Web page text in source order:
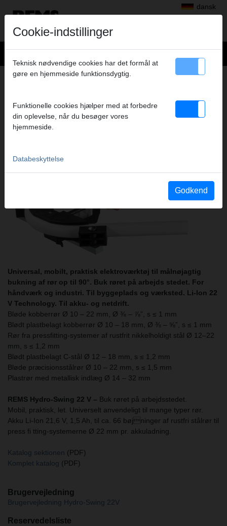
dansk
Produkter>Bukning> REMS Hydro-Swing 22 V
BATTERIDREVET RØRBUKKER
Universal, mobilt, praktisk elektroværktøj til målnøjagtig
bukning af rør op til 90°. Buk røret på arbejds stedet. For
håndværk og industri. Til byggeplads og værksted. Li-Ion 22
V Technology. Til akku- og netdrift.
Bløde kobberrør Ø 10 – 22 mm, Ø ⅜ – ⅞”, s ≤ 1 mm
Blødt plastbelagt kobberrør Ø 10 – 18 mm, Ø ⅜ – ⅝”, s ≤ 1 mm
Rør fra pressfitting-systemer af rustfrit nikkelholdigt stål Ø 12–22
mm, s ≤ 1,2 mm
Blødt plastbelagt C-stål Ø 12 – 18 mm, s ≤ 1,2 mm
Bløde præcisionsstålrør Ø 10 – 22 mm, s ≤ 1,5 mm
Plastrør med metallisk indlæg Ø 14 – 32 mm
REMS Hydro-Swing 22 V – Buk røret på arbejdsstedet.
Mobil, praktisk, let. Universelt anvendeligt til mange typer rør.
Akku Li-Ion 21,6 V, 1,5 Ah, til ca. 66 bøjninger af rustfri stålrør til
press fi tting-systemerne Ø 22 mm pr. akkuladning.
Katalog sektionen (PDF)
Komplet katalog (PDF)
Brugervejledning
Brugervejledning Hydro-Swing 22V
Reservedelsliste
Cookie-indstillinger
Teknisk nødvendige cookies har det formål at
gøre en hjemmeside funktionsdygtig.
Funktionelle cookies hjælper med at forbedre
din oplevelse, når du besøger vores
hjemmeside.
Databeskyttelse
Godkend